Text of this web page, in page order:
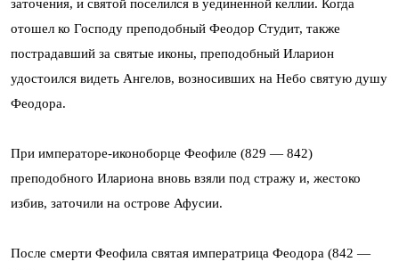
заточения, и святой поселился в уединенной келлии. Когда
отошел ко Господу преподобный Феодор Студит, также
пострадавший за святые иконы, преподобный Иларион
удостоился видеть Ангелов, возносивших на Небо святую душу
Феодора.
При императоре-иконоборце Феофиле (829 — 842)
преподобного Илариона вновь взяли под стражу и, жестоко
избив, заточили на острове Афусии.
После смерти Феофила святая императрица Феодора (842 —